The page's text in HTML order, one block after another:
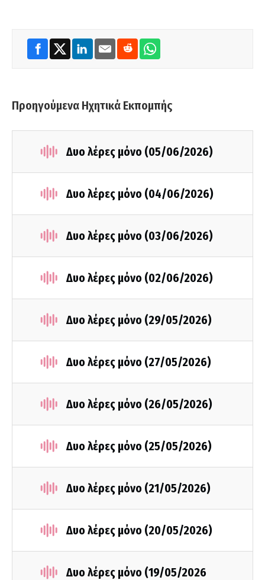
Προηγούμενα Ηχητικά Εκπομπής
Δυο λέρες μόνο (05/06/2026)
Δυο λέρες μόνο (04/06/2026)
Δυο λέρες μόνο (03/06/2026)
Δυο λέρες μόνο (02/06/2026)
Δυο λέρες μόνο (29/05/2026)
Δυο λέρες μόνο (27/05/2026)
Δυο λέρες μόνο (26/05/2026)
Δυο λέρες μόνο (25/05/2026)
Δυο λέρες μόνο (21/05/2026)
Δυο λέρες μόνο (20/05/2026)
Δυο λέρες μόνο (19/05/2026